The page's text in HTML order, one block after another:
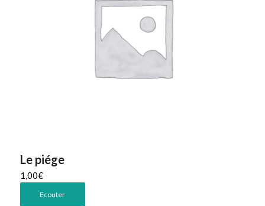
Le piége
1,00€
Ecouter